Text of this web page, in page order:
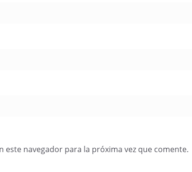
navegador para la próxima vez que comente.